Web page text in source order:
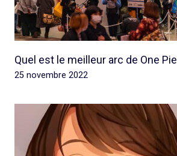
Quel est le meilleur arc de One
25 novembre 2022